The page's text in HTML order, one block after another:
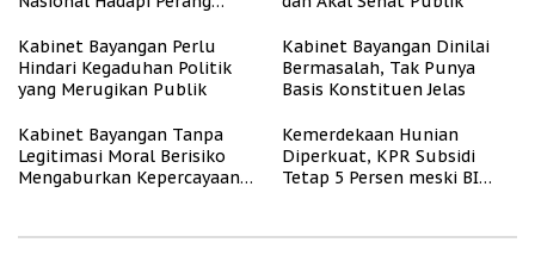
Kabinet Bayangan Perlu
Hindari Kegaduhan Politik
yang Merugikan Publik
Kabinet Bayangan Dinilai
Bermasalah, Tak Punya
Basis Konstituen Jelas
Kabinet Bayangan Tanpa
Legitimasi Moral Berisiko
Mengaburkan Kepercayaan
Kemerdekaan Hunian
Diperkuat, KPR Subsidi
Tetap 5 Persen meski BI